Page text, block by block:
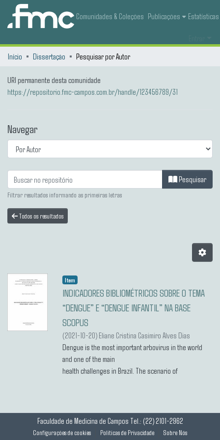
Comunidades & Coleções Publicações Estatísticas
Início
Dissertação Pesquisar por Autor
URI permanente desta comunidade
https://repositorio.fmc-campos.com.br/handle/123456789/31
Navegar
Pesquisar
Filtrar resultados informando as primeiras letras
Todos os resultados
Item
INDICADORES BIBLIOMÉTRICOS SOBRE O TEMA
“DENGUE” E “DENGUE INFANTIL” NA BASE
SCOPUS
(2021-10-20) Eliane Cristina Casimiro Alves Dias
Dengue is the most important arbovirus in the world
and one of the main
health challenges in Brazil. The scenario of
increase in cases in special groups, such as children in
whom the clinical
Faculdade de Medicina de Campos Tel.: (22) 2101-2962
Configurações de cookies Politicas de Privacidade Sobre Nós